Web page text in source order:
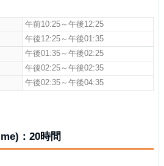
午前10:25～午後12:25
午後12:25～午後01:35
午後01:35～午後02:25
午後02:25～午後02:35
午後02:35～午後04:35
：20時間